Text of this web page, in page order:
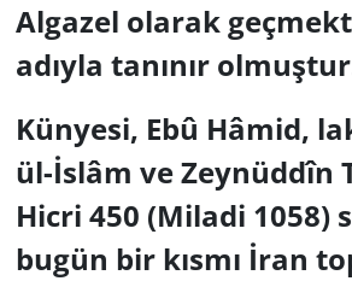
Algazel olarak
adıyla tanınır
Künyesi, Ebû Hâmid,
ül-İslâm ve Zeynüddîn
Hicri 450 (Miladi 1058)
bugün bir kısmı İran